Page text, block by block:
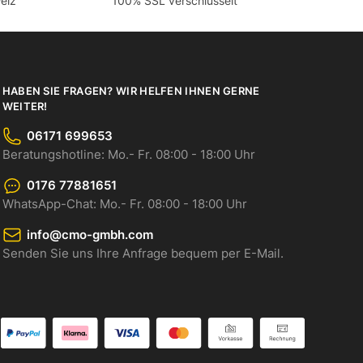
HABEN SIE FRAGEN? WIR HELFEN IHNEN GERNE
WEITER!
06171 699653
Beratungshotline: Mo.- Fr. 08:00 - 18:00 Uhr
0176 77881651
WhatsApp-Chat: Mo.- Fr. 08:00 - 18:00 Uhr
info@cmo-gmbh.com
Senden Sie uns Ihre Anfrage bequem per E-Mail.